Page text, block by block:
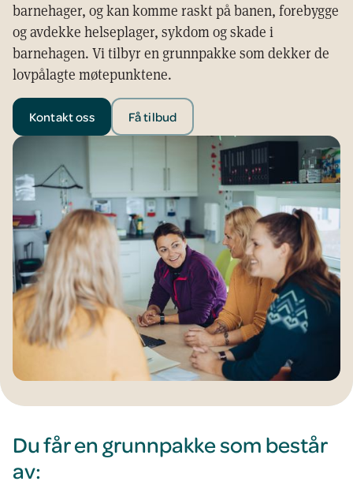
barnehager, og kan komme raskt på banen, forebygge
og avdekke helseplager, sykdom og skade i
barnehagen. Vi tilbyr en grunnpakke som dekker de
lovpålagte møtepunktene.
Kontakt oss Få tilbud
Du får en grunnpakke som består
av: